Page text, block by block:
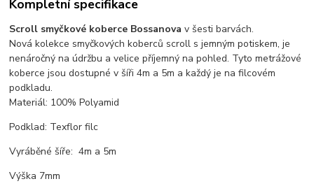
Kompletní specifikace
Scroll smyčkové koberce Bossanovav šesti barvách.
Nová kolekce smyčkových koberců scroll s jemným potiskem, je
nenáročný na údržbu a velice příjemný na pohled. Tyto metrážové
koberce jsou dostupné v šíři 4m a 5m a každý je na filcovém
podkladu.
Materiál: 100% Polyamid
Podklad: Texflor filc
Vyráběné šíře: 4m a 5m
Výška 7mm